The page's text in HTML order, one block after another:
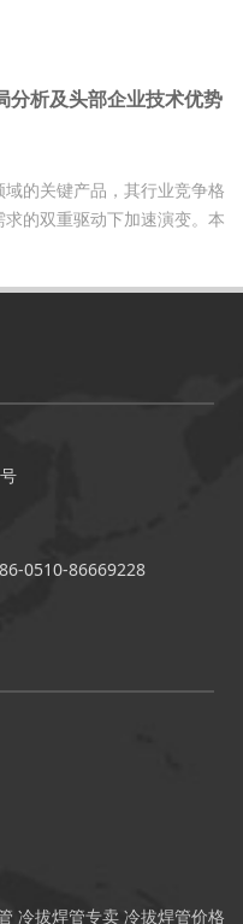
分析及头部企业技术优势
的关键产品，其行业竞争格
的双重驱动下加速演变。本
0510-86669228
冷拔焊管专卖 冷拔焊管价格